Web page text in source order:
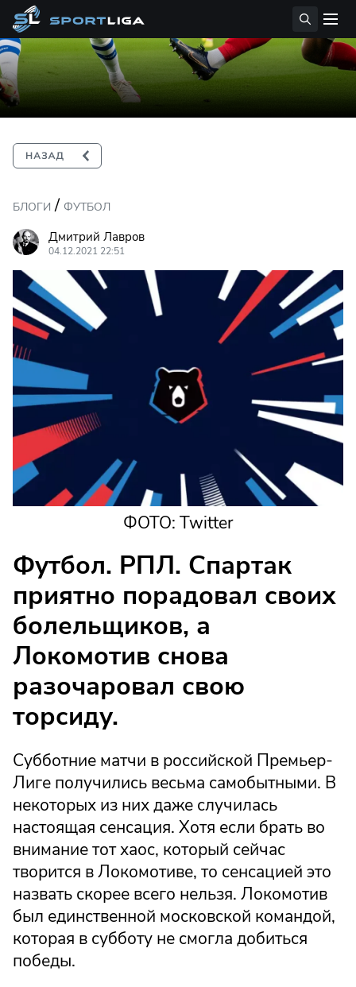
БЛОГИ / ФУТБОЛ
Дмитрий Лавров
04.12.2021 22:51
ФОТО: Twitter
Футбол. РПЛ. Спартак
приятно порадовал своих
болельщиков, а
Локомотив снова
разочаровал свою
торсиду.
Субботние матчи в российской Премьер-
Лиге получились весьма самобытными. В
некоторых из них даже случилась
настоящая сенсация. Хотя если брать во
внимание тот хаос, который сейчас
творится в Локомотиве, то сенсацией это
назвать скорее всего нельзя. Локомотив
был единственной московской командой,
которая в субботу не смогла добиться
победы.